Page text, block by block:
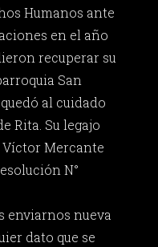
Humanos ante
en el año
recuperar su
San
al cuidado
Rita. Su legajo
Mercante
N°
enviarnos nueva
dato que se